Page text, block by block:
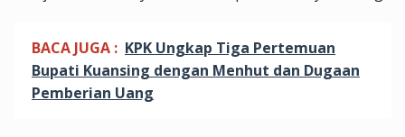
BACA JUGA : KPK Ungkap Tiga Pertemuan
Bupati Kuansing dengan Menhut dan Dugaan
Pemberian Uang